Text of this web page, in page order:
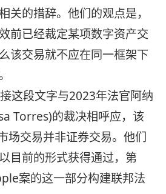
关的措辞。他们的观点是，
前已经裁定某项数字资产交
该交易就不应在同一框架下
这段文字与2023年法官阿纳
Torres)的裁决相呼应，该
场交易并非证券交易。他们
目前的形式获得通过，第
案的这一部分构建联邦法